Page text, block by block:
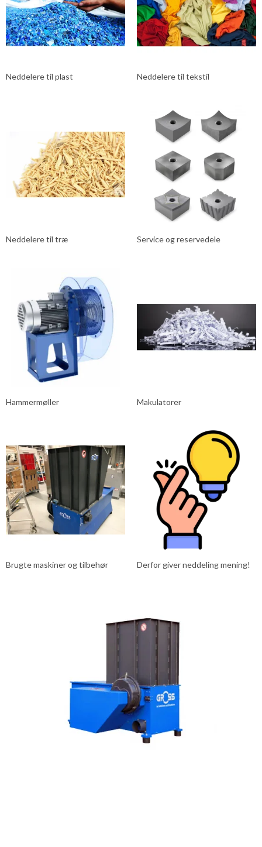
Neddelere til plast Neddelere til tekstil
Neddelere til træ Service og reservedele
Hammermøller Makulatorer
Brugte maskiner og tilbehør Derfor giver neddeling mening!